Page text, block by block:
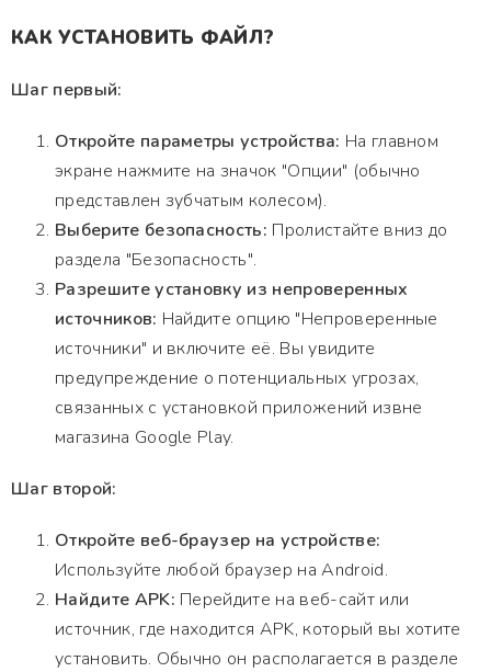
КАК УСТАНОВИТЬ ФАЙЛ?
Шаг первый:
Откройте параметры устройства: На главном
экране нажмите на значок "Опции" (обычно
представлен зубчатым колесом).
Выберите безопасность: Пролистайте вниз до
раздела "Безопасность".
Разрешите установку из непроверенных
источников: Найдите опцию "Непроверенные
источники" и включите её. Вы увидите
предупреждение о потенциальных угрозах,
связанных с установкой приложений извне
магазина Google Play.
Шаг второй:
Откройте веб-браузер на устройстве:
Используйте любой браузер на Android.
Найдите APK: Перейдите на веб-сайт или
источник, где находится APK, который вы хотите
установить. Обычно он располагается в разделе